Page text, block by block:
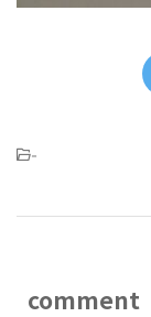
-
comment